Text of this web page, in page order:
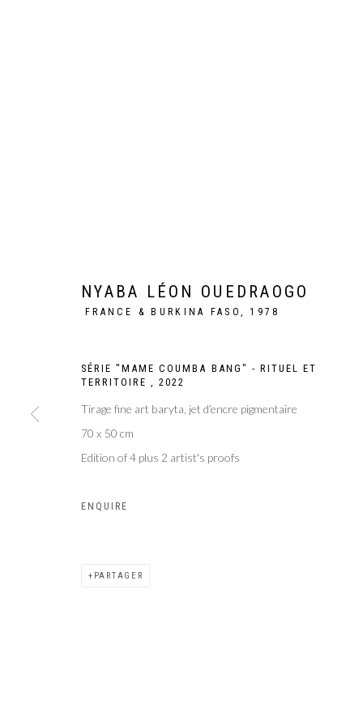
Privacy Policy Manage cookies
COPYRIGHT CP ART 2026 SITE BY ARTLOGIC
NYABA LÉON OUEDRAOGO
FRANCE & BURKINA FASO, 1978
SÉRIE "MAME COUMBA BANG" - RITUEL ET
TERRITOIRE,2022
Tirage fine art baryta, jet d’encre pigmentaire
70 x 50 cm
Edition of 4 plus 2 artist's proofs
ENQUIRE
PARTAGER